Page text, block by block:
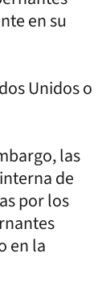
en su
Unidos o
las
de
por los
en la